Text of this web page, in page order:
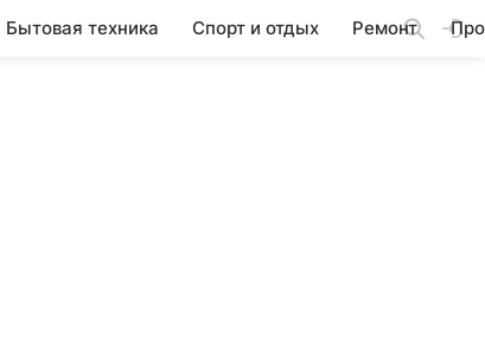
Бытовая техника Спорт и отдых Ремонт